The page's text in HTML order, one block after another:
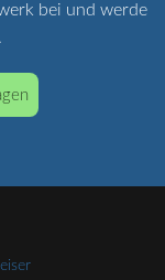
bei und werde